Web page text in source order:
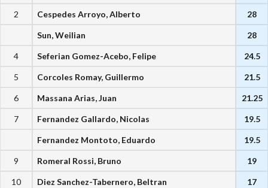
2 Cespedes Arroyo, Alberto 28
Sun, Weilian 28
4 Seferian Gomez-Acebo, Felipe 24.5
5 Corcoles Romay, Guillermo 21.5
6 Massana Arias, Juan 21.25
7 Fernandez Gallardo, Nicolas 19.5
Fernandez Montoto, Eduardo 19.5
9 Romeral Rossi, Bruno 19
10 Diez Sanchez-Tabernero, Beltran 17